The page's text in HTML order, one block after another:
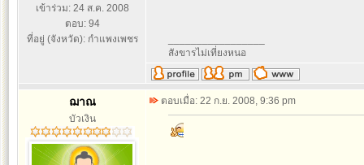
เข้าร่วม: 24 ส.ค. 2008
ตอบ: 94
ที่อยู่ (จังหวัด): กำแพงเพชร
สังขารไม่เที่ยงหนอ
ฌาณ
บัวเงิน
ตอบเมื่อ: 22 ก.ย. 2008, 9:36 pm